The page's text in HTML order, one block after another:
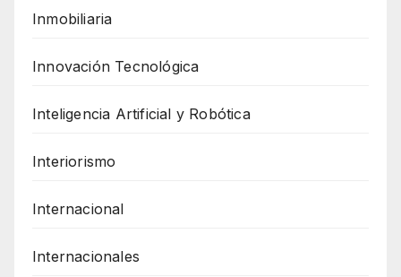
Inmobiliaria
Innovación Tecnológica
Inteligencia Artificial y Robótica
Interiorismo
Internacional
Internacionales